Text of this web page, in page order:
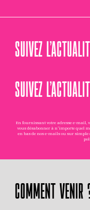
SUIVEZ
SUIVEZ
En fournissant votre adresse e-mail,
vous désabonner à n'importe quel
en bas de nos e-mails ou sur simple
COMMENT VENIR